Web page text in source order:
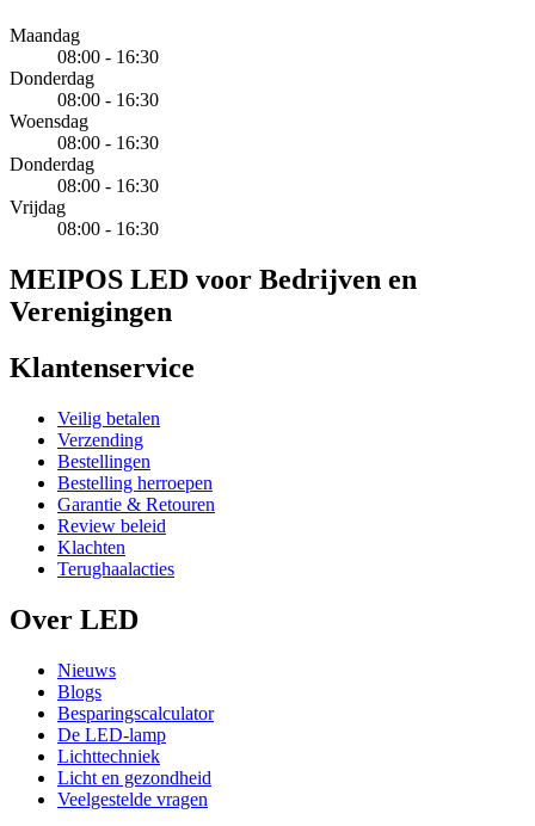
Maandag
08:00 - 16:30
Donderdag
08:00 - 16:30
Woensdag
08:00 - 16:30
Donderdag
08:00 - 16:30
Vrijdag
08:00 - 16:30
MEIPOS LED voor Bedrijven en
Verenigingen
Klantenservice
Veilig betalen
Verzending
Bestellingen
Bestelling herroepen
Garantie & Retouren
Review beleid
Klachten
Terughaalacties
Over LED
Nieuws
Blogs
Besparingscalculator
De LED-lamp
Lichttechniek
Licht en gezondheid
Veelgestelde vragen